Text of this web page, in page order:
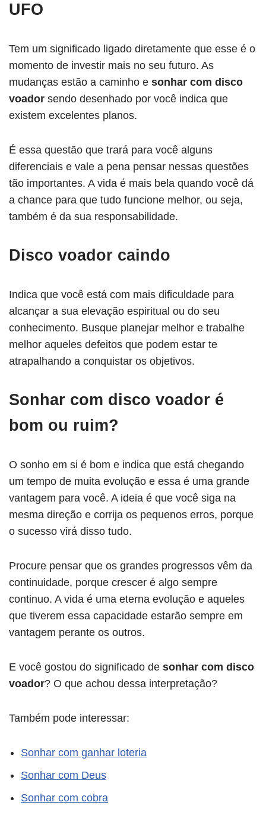
UFO
Tem um significado ligado diretamente que esse é o
momento de investir mais no seu futuro. As
mudanças estão a caminho e sonhar com disco
voador sendo desenhado por você indica que
existem excelentes planos.
É essa questão que trará para você alguns
diferenciais e vale a pena pensar nessas questões
tão importantes. A vida é mais bela quando você dá
a chance para que tudo funcione melhor, ou seja,
também é da sua responsabilidade.
Disco voador caindo
Indica que você está com mais dificuldade para
alcançar a sua elevação espiritual ou do seu
conhecimento. Busque planejar melhor e trabalhe
melhor aqueles defeitos que podem estar te
atrapalhando a conquistar os objetivos.
Sonhar com disco voador é
bom ou ruim?
O sonho em si é bom e indica que está chegando
um tempo de muita evolução e essa é uma grande
vantagem para você. A ideia é que você siga na
mesma direção e corrija os pequenos erros, porque
o sucesso virá disso tudo.
Procure pensar que os grandes progressos vêm da
continuidade, porque crescer é algo sempre
continuo. A vida é uma eterna evolução e aqueles
que tiverem essa capacidade estarão sempre em
vantagem perante os outros.
E você gostou do significado de sonhar com disco
voador? O que achou dessa interpretação?
Também pode interessar:
Sonhar com ganhar loteria
Sonhar com Deus
Sonhar com cobra